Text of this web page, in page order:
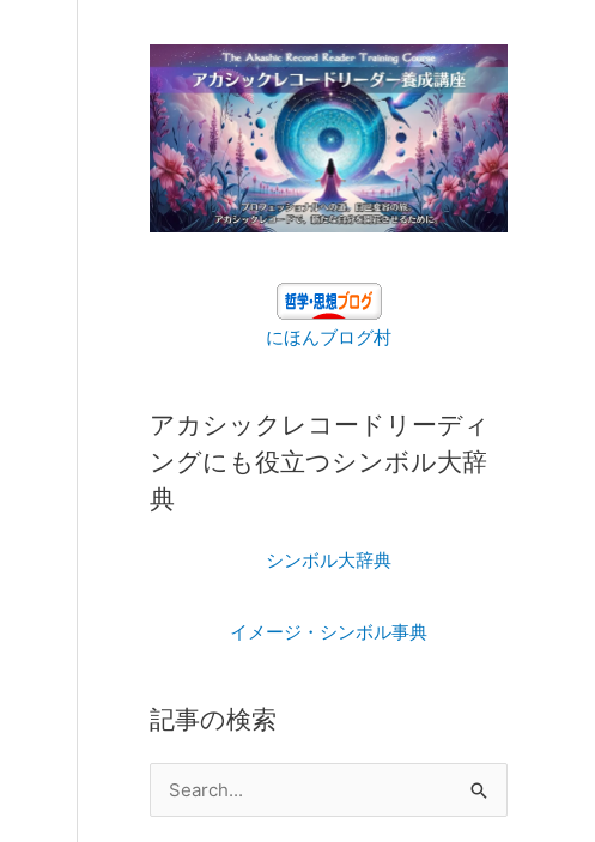
にほんブログ村
アカシックレコードリーディ
ングにも役立つシンボル大辞
典
シンボル大辞典
イメージ・シンボル事典
記事の検索